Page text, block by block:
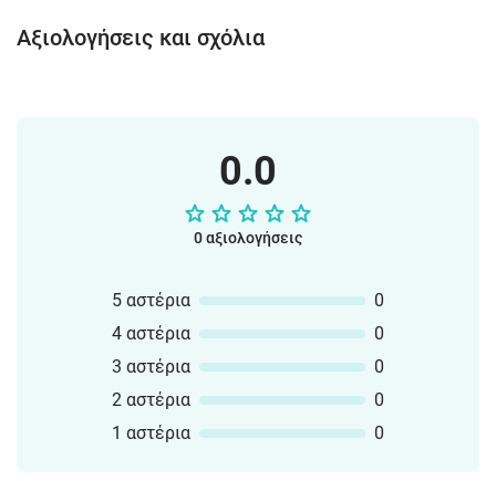
Αξιολογήσεις και σχόλια
0.0
0 αξιολογήσεις
5 αστέρια
0
4 αστέρια
0
3 αστέρια
0
2 αστέρια
0
1 αστέρια
0